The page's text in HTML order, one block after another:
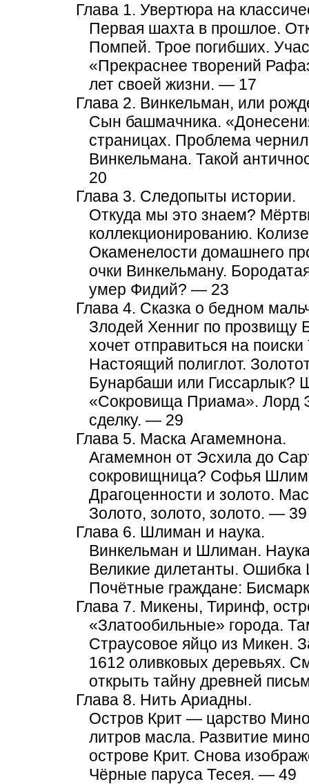
Глава 1. Увертюра на
Первая шахта в прошлое.
Помпей. Трое погибших.
«Прекраснее творений
лет своей жизни. — 17
Глава 2. Винкельман, или
Сын башмачника.
страницах. Проблема
Винкельмана. Такой
20
Глава 3. Следопыты истории.
Откуда мы это знаем?
коллекционированию.
Окаменелости домашнего
очки Винкельману.
умер Фидий? — 23
Глава 4. Сказка о бедном
Злодей Хенниг по прозвищу
хочет отправиться на
Настоящий полиглот.
Бунарбаши или Гиссарлык?
«Сокровища Приама». Лорд
сделку. — 29
Глава 5. Маска Агамемнона.
Агамемнон от Эсхила до
сокровищница? Софья
Драгоценности и золото.
Золото, золото, золото. — 39
Глава 6. Шлиман и наука.
Винкельман и Шлиман.
Великие дилетанты. Ошибка
Почётные граждане:
Глава 7. Микены, Тиринф,
«Златообильные» города.
Страусовое яйцо из Микен.
1612 оливковых деревьях.
открыть тайну древней
Глава 8. Нить Ариадны.
Остров Крит — царство
литров масла. Развитие
острове Крит. Снова
Чёрные паруса Тесея. — 49